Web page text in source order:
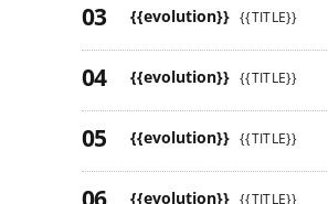
{{evolution}} {{TITLE}}
{{evolution}} {{TITLE}}
{{evolution}} {{TITLE}}
{{evolution}} {{TITLE}}